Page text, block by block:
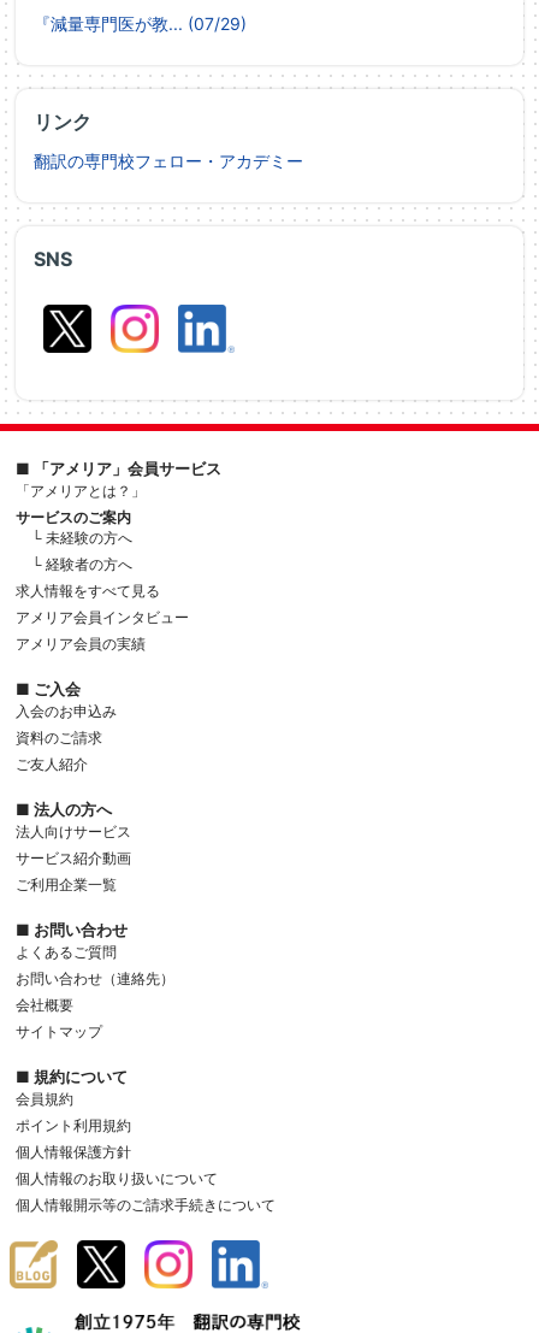
SNS
『減量専門医が教... (07/29)
リンク
翻訳の専門校フェロー・アカデミー
■ 「アメリア」会員サービス
「アメリアとは？」
サービスのご案内
└ 未経験の方へ
└ 経験者の方へ
求人情報をすべて見る
アメリア会員インタビュー
アメリア会員の実績
■ ご入会
入会のお申込み
資料のご請求
ご友人紹介
■ 法人の方へ
法人向けサービス
サービス紹介動画
ご利用企業一覧
■ お問い合わせ
よくあるご質問
お問い合わせ（連絡先）
会社概要
サイトマップ
■ 規約について
会員規約
ポイント利用規約
個人情報保護方針
個人情報のお取り扱いについて
個人情報開示等のご請求手続きについて